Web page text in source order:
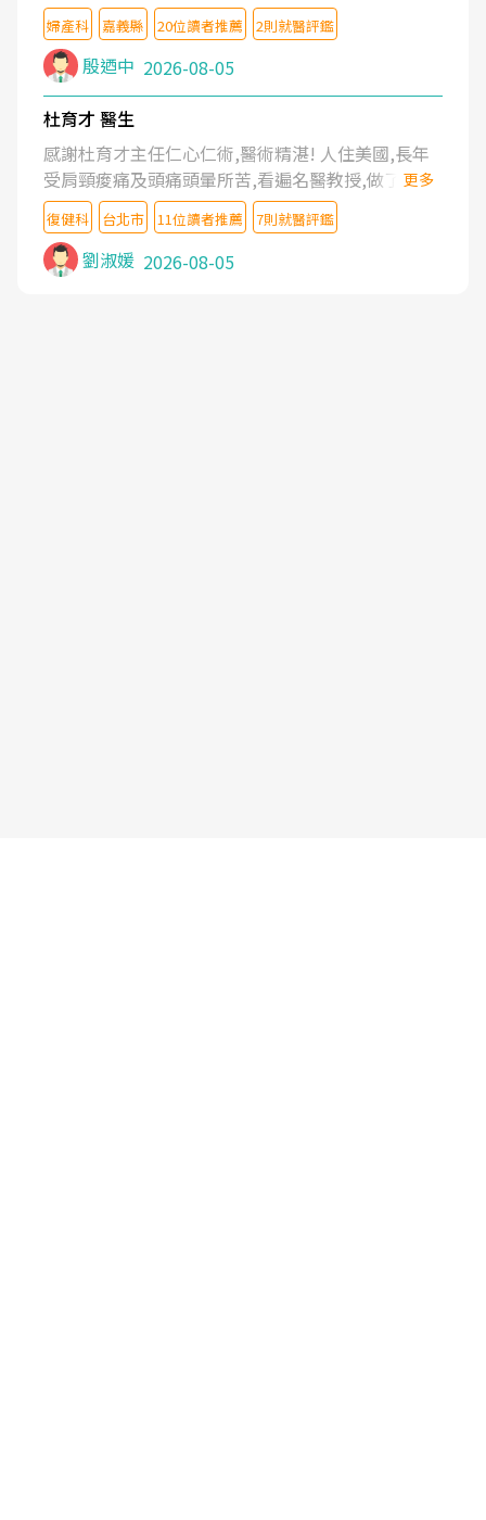
婦產科 嘉義縣 20位讀者推薦 2則就醫評鑑
殷迺中 2026-08-05
杜育才 醫生
感謝杜育才主任仁心仁術,醫術精湛! 人住美國,長年
受肩頸痠痛及頭痛頭暈所苦,看遍名醫教授,做了各種
檢查,也嘗試過西醫打針,中醫針灸及物理徒手治療都
沒有用,後來連吃到嗎啡類止痛藥都效果有限,只是壓
症狀,沒多久就痛起來,多年失眠嚴重影響生活品質.
台灣親友介紹忠孝醫院杜育才主任是頸頭症候群專
更多
復健科 台北市 11位讀者推薦 7則就醫評鑑
劉淑媛 2026-08-05